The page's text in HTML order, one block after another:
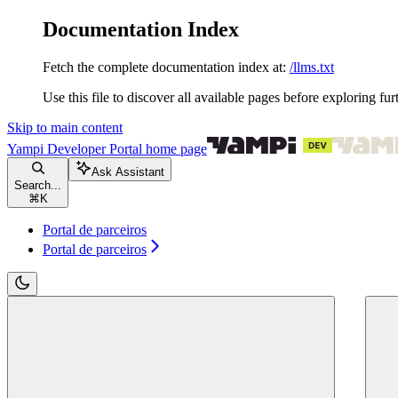
Documentation Index
Fetch the complete documentation index at: /llms.txt
Use this file to discover all available pages before exploring
Skip to main content
Yampi Developer Portal home page
Search...
⌘ K
Ask Assistant
Portal de parceiros
Portal de parceiros